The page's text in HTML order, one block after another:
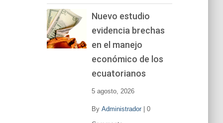
Nuevo estudio
evidencia brechas
en el manejo
económico de los
ecuatorianos
5 agosto, 2026
By Administrador| 0